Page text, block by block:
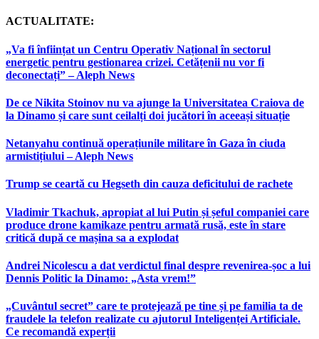
ACTUALITATE:
„Va fi înființat un Centru Operativ Național în sectorul
energetic pentru gestionarea crizei. Cetățenii nu vor fi
deconectați” – Aleph News
De ce Nikita Stoinov nu va ajunge la Universitatea Craiova de
la Dinamo și care sunt ceilalți doi jucători în aceeași situație
Netanyahu continuă operațiunile militare în Gaza în ciuda
armistițiului – Aleph News
Trump se ceartă cu Hegseth din cauza deficitului de rachete
Vladimir Tkachuk, apropiat al lui Putin și șeful companiei care
produce drone kamikaze pentru armată rusă, este în stare
critică după ce mașina sa a explodat
Andrei Nicolescu a dat verdictul final despre revenirea-șoc a lui
Dennis Politic la Dinamo: „Asta vrem!”
„Cuvântul secret” care te protejează pe tine și pe familia ta de
fraudele la telefon realizate cu ajutorul Inteligenței Artificiale.
Ce recomandă experții